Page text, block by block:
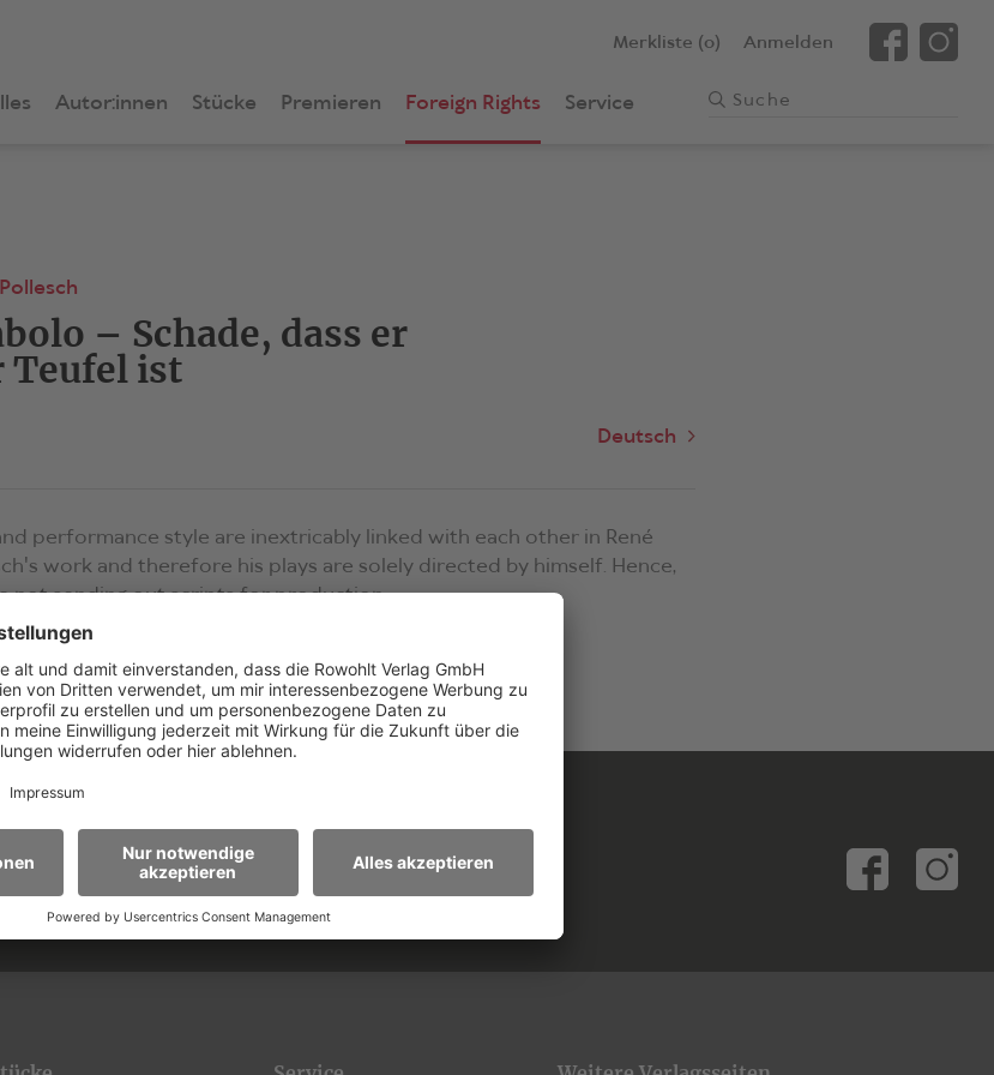
Merkliste (0) Anmelden
Autor:innen Stücke Premieren Foreign Rights Service
– Schade, dass er
Teufel ist
Deutsch
performance style are inextricably linked with each other in René
work and therefore his plays are solely directed by himself. Hence,
not sending out scripts for production.
zu
E-Mail-Adresse*